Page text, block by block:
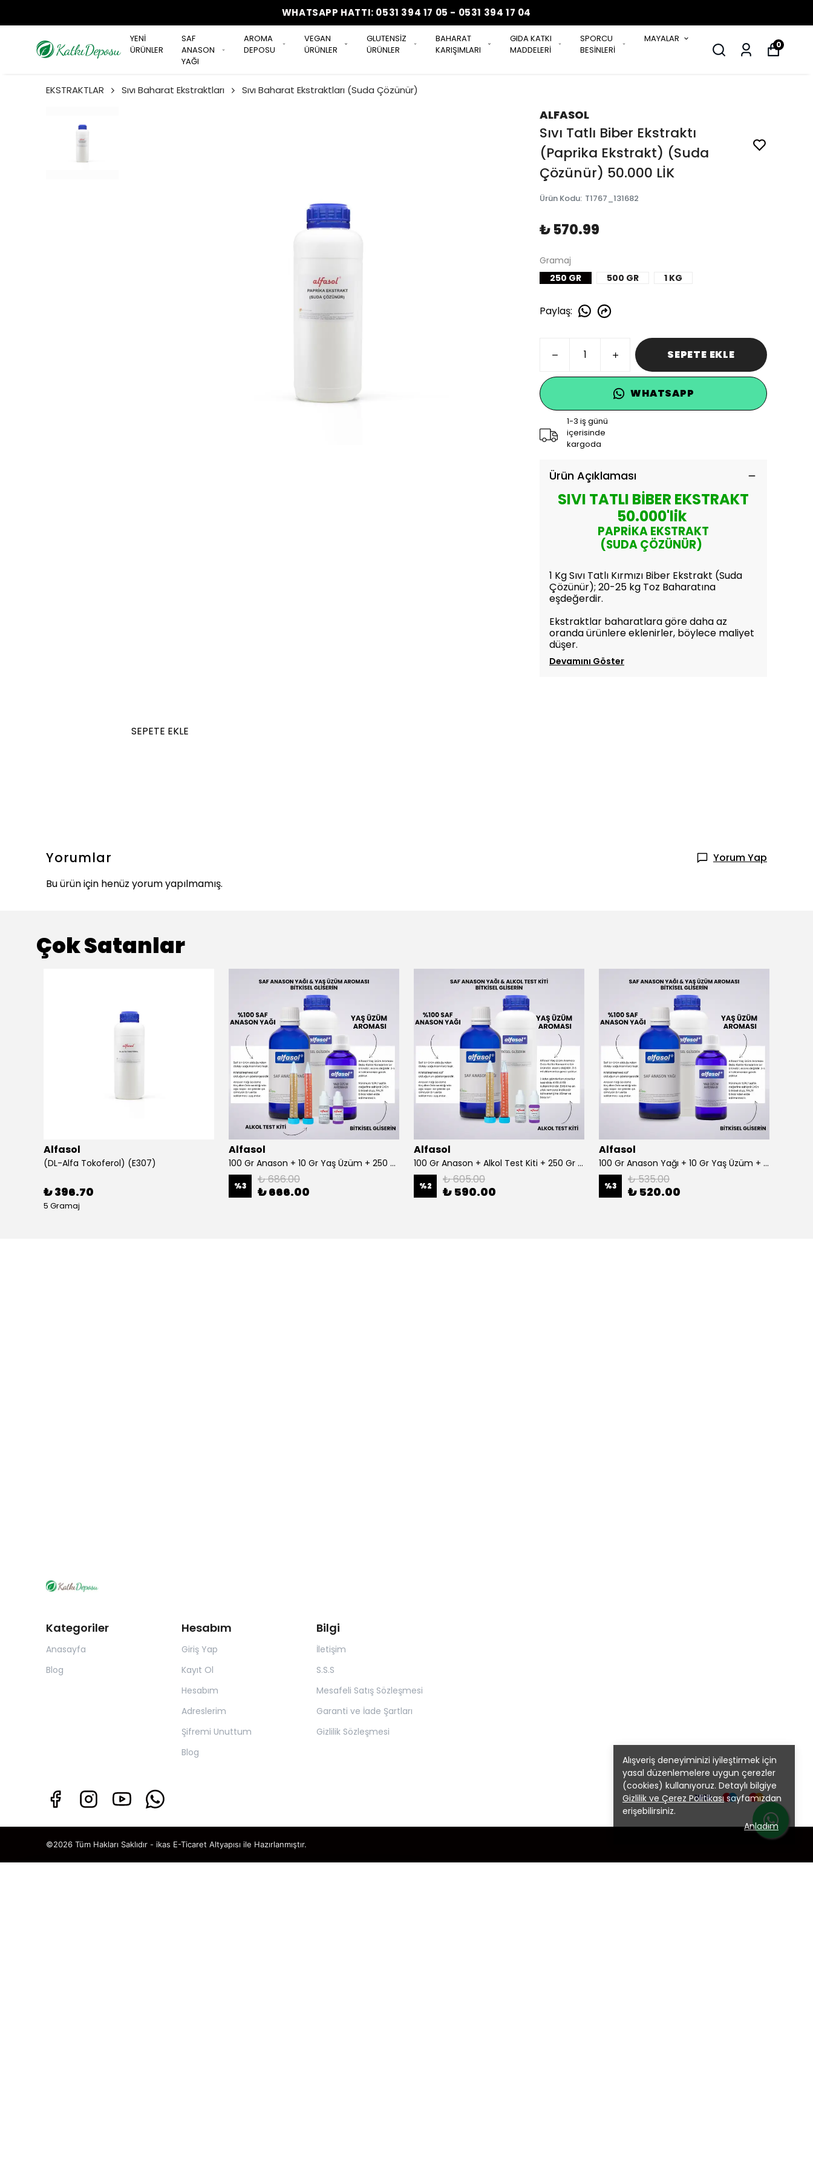
WHATSAPP HATTI: 0531 394 17 05 - 0531 394 17 04
YENİ
ÜRÜNLER
SAF
ANASON
YAĞI
AROMA
DEPOSU
VEGAN
ÜRÜNLER
GLUTENSİZ
ÜRÜNLER
BAHARAT
KARIŞIMLARI
GIDA KATKI
MADDELERİ
SPORCU
BESİNLERİ
MAYALAR
0
Alışveriş deneyiminizi iyileştirmek için
yasal düzenlemelere uygun çerezler
(cookies) kullanıyoruz. Detaylı bilgiye
Gizlilik ve Çerez Politikası sayfamızdan
erişebilirsiniz.
Anladım
EKSTRAKTLAR Sıvı Baharat Ekstraktları Sıvı Baharat Ekstraktları (Suda Çözünür)
ALFASOL
Sıvı Tatlı Biber Ekstraktı
(Paprika Ekstrakt) (Suda
Çözünür) 50.000 LİK
Ürün Kodu: T1767_131682
₺ 570.99
Gramaj
250 GR
500 GR 1 KG
Paylaş:
SEPETE EKLE
WHATSAPP
1-3 iş günü
içerisinde
kargoda
Ürün Açıklaması
SIVI TATLI BİBER EKSTRAKT
50.000'lik
PAPRİKA EKSTRAKT
(SUDA ÇÖZÜNÜR)
1 Kg Sıvı Tatlı Kırmızı Biber Ekstrakt (Suda
Çözünür); 20-25 kg Toz Baharatına
eşdeğerdir.
Ekstraktlar baharatlara göre daha az
oranda ürünlere eklenirler, böylece maliyet
düşer.
Devamını Göster
SEPETE EKLE
Yorumlar
Yorum Yap
Bu ürün için henüz yorum yapılmamış.
Çok Satanlar
Alfasol
(DL-Alfa Tokoferol) (E307)
₺ 396.70
5 Gramaj
Alfasol
100 Gr Anason + 10 Gr Yaş Üzüm + 250 Gr Gliserin + Alkol Test Kiti
%3 ₺ 686.00
₺ 666.00
Alfasol
100 Gr Anason + Alkol Test Kiti + 250 Gr Gliserin
%2 ₺ 605.00
₺ 590.00
Alfasol
100 Gr Anason Yağı + 10 Gr Yaş Üzüm + 250 Gr Gliserin
%3 ₺ 535.00
₺ 520.00
Kategoriler
Anasayfa
Blog
Hesabım
Giriş Yap
Kayıt Ol
Hesabım
Adreslerim
Şifremi Unuttum
Blog
Bilgi
İletişim
S.S.S
Mesafeli Satış Sözleşmesi
Garanti ve İade Şartları
Gizlilik Sözleşmesi
©2026 Tüm Hakları Saklıdır - ikas E-Ticaret Altyapısı ile Hazırlanmıştır.